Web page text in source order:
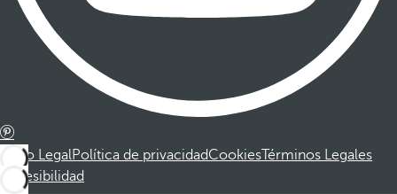
Aviso LegalPolítica de privacidadCookiesTérminos Legales
Accesibilidad